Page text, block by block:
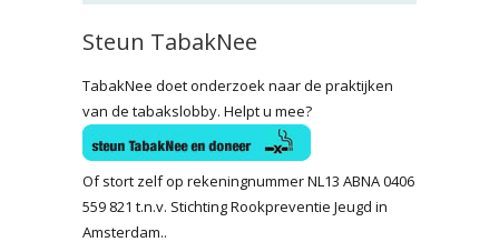
Steun TabakNee
TabakNee doet onderzoek naar de praktijken
van de tabakslobby. Helpt u mee?
Of stort zelf op rekeningnummer NL13 ABNA 0406
559 821 t.n.v. Stichting Rookpreventie Jeugd in
Amsterdam..